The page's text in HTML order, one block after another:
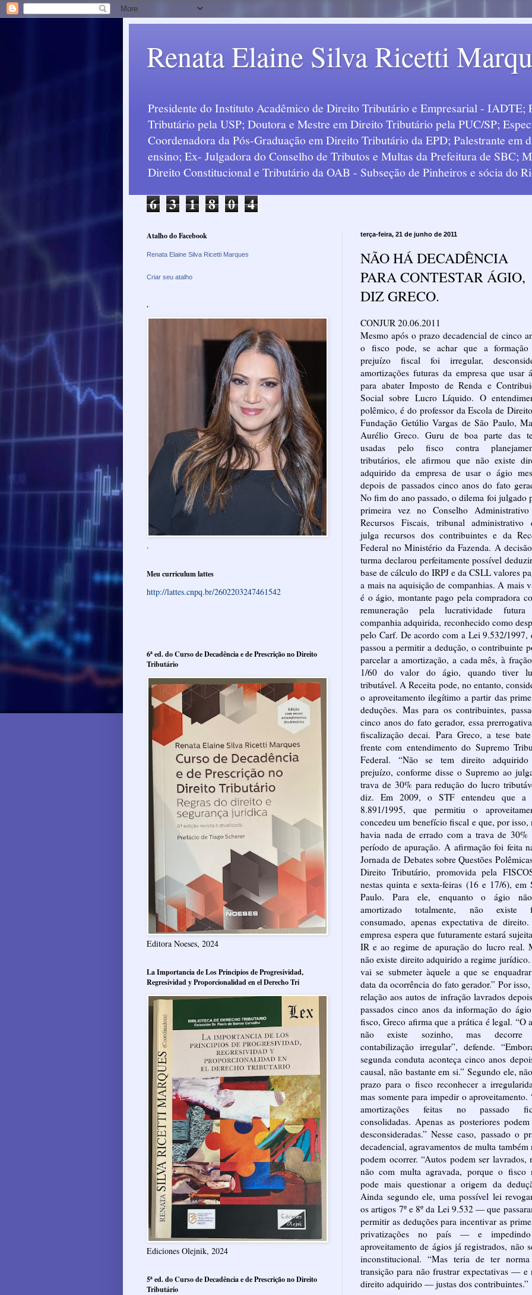
Renata Elaine Silva Ricetti
Presidente do Instituto Acadêmico de Direito Tributário e Empresarial - IADTE;
Tributário pela USP; Doutora e Mestre em Direito Tributário pela PUC/SP;
Coordenadora da Pós-Graduação em Direito Tributário da EPD; Palestrante em
ensino; Ex- Julgadora do Conselho de Tributos e Multas da Prefeitura de SBC;
Direito Constitucional e Tributário da OAB - Subseção de Pinheiros e sócia do
6 3 1 8 0 4
terça-feira, 21 de junho de 2011
NÃO HÁ DECADÊNCIA
PARA CONTESTAR ÁGIO,
DIZ GRECO.
CONJUR 20.06.2011
Mesmo após o prazo decadencial de cinco
o fisco pode, se achar que a
prejuízo fiscal foi irregular,
amortizações futuras da empresa que usar
para abater Imposto de Renda e
Social sobre Lucro Líquido. O
polêmico, é do professor da Escola de
Fundação Getúlio Vargas de São Paulo,
Aurélio Greco. Guru de boa parte das
usadas pelo fisco contra
tributários, ele afirmou que não existe
adquirido da empresa de usar o ágio
depois de passados cinco anos do fato
No fim do ano passado, o dilema foi julgado
primeira vez no Conselho
Recursos Fiscais, tribunal administrativo
julga recursos dos contribuintes e da
Federal no Ministério da Fazenda. A
turma declarou perfeitamente possível
base de cálculo do IRPJ e da CSLL valores
a mais na aquisição de companhias. A mais
é o ágio, montante pago pela compradora
remuneração pela lucratividade
companhia adquirida, reconhecido como
pelo Carf. De acordo com a Lei 9.532/1997,
passou a permitir a dedução, o contribuinte
parcelar a amortização, a cada mês, à
1/60 do valor do ágio, quando tiver
tributável. A Receita pode, no entanto,
o aproveitamento ilegítimo a partir das
deduções. Mas para os contribuintes,
cinco anos do fato gerador, essa
fiscalização decai. Para Greco, a tese
frente com entendimento do Supremo
Federal. “Não se tem direito
prejuízo, conforme disse o Supremo ao
trava de 30% para redução do lucro
diz. Em 2009, o STF entendeu que a
8.891/1995, que permitiu o
concedeu um benefício fiscal e que, por isso,
havia nada de errado com a trava de 30%
período de apuração. A afirmação foi feita
Jornada de Debates sobre Questões
Direito Tributário, promovida pela
nestas quinta e sexta-feiras (16 e 17/6), em
Paulo. Para ele, enquanto o ágio
amortizado totalmente, não existe
consumado, apenas expectativa de
empresa espera que futuramente estará
IR e ao regime de apuração do lucro real.
não existe direito adquirido a regime jurídico.
vai se submeter àquele a que se
data da ocorrência do fato gerador.” Por
relação aos autos de infração lavrados
passados cinco anos da informação do
fisco, Greco afirma que a prática é legal. “O
não existe sozinho, mas decorre
contabilização irregular”, defende.
segunda conduta aconteça cinco anos
causal, não bastante em si.” Segundo ele,
prazo para o fisco reconhecer a
mas somente para impedir o aproveitamento.
amortizações feitas no passado
consolidadas. Apenas as posteriores
desconsideradas.” Nesse caso, passado o
decadencial, agravamentos de multa também
podem ocorrer. “Autos podem ser lavrados,
não com multa agravada, porque o fisco
pode mais questionar a origem da
Ainda segundo ele, uma possível lei
os artigos 7º e 8º da Lei 9.532 — que
permitir as deduções para incentivar as
privatizações no país — e
aproveitamento de ágios já registrados, não
inconstitucional. “Mas teria de ter
transição para não frustrar expectativas — e
direito adquirido — justas dos contribuintes.”
Atalho do Facebook
Renata Elaine Silva Ricetti Marques
Criar seu atalho
.
.
Meu curriculum lattes
http://lattes.cnpq.br/2602203247461542
6ª ed. do Curso de Decadência e de Prescrição no Direito
Tributário
Editora Noeses, 2024
La Importancia de Los Principios de Progresividad,
Regresividad y Proporcionalidad en el Derecho Tri
Ediciones Olejnik, 2024
5ª ed. do Curso de Decadência e de Prescrição no Direito
Tributário